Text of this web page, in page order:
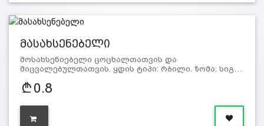
მასახსენებელი
მოსახსენიებელი ცოცხალთათვის და
მიცვალებულთათვის. ყდის ტიპი: რბილი. ზომა: სიგ…
0.8